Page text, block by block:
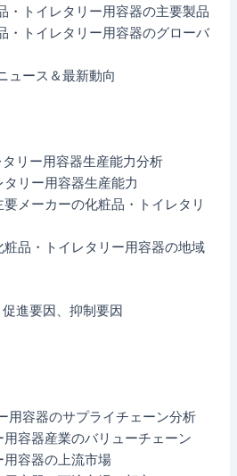
トイレタリー用容器の主要製品
トイレタリー用容器のグローバ
ース＆最新動向
リー用容器生産能力分析
タリー用容器生産能力
要メーカーの化粧品・トイレタリ
粧品・トイレタリー用容器の地域
進要因、抑制要因
用容器のサプライチェーン分析
用容器産業のバリューチェーン
用容器の上流市場